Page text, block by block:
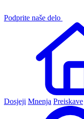
Podprite naše delo
Dosjeji Mnenja Preiskave